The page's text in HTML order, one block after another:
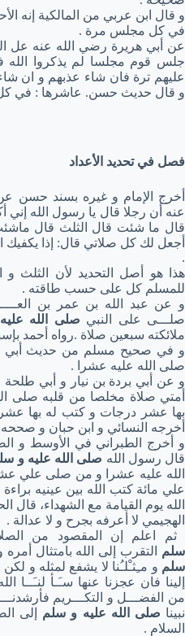
و قال ابن عربي من المالكية إنه
في كل مجلس مرة .
عن أبي هريرة رضي الله عنه عل
جلس قوم مجلسا لم يذكروا الله
عليهم ترة فان شاء عذبهم و ان
و قال حديث حسن. عاشرها : في
فصل في تحديد الأعداد
أخرج الإمام و غيره بسند حسن
عنه أن رجلا قال يا رسول الله
قال ما شئت قال الثلث قال
أجعل لك كل صلاتي قال: إذا يكفيك
.
هذا هو أصل التحديد لأن الثلث
للمسلم كل على حسب طاقته .
و عن عبد الله بن عمر بن
صلـــى على النبي صلى الله
ملائكته سبعين صلاة .رواه أحمد
و في صحيح مسلم من حديث أبي
صلى الله عليه عشرا .
و عن أبي بردة بن نيار و أبي
أمتي صلاة مخلصا من قلبه صلى
بها عشر درجات و كتب له بها
أخرجه النسائي و ابن حبان و صححه أنظر
و أخرج الطبراني في الأوسط و
قال رسول الله صلى الله عليه و
الله عليه عشرا و من صلى علي
علي مائة كتب الله بين عينيه
الله يوم القيامة مع الشهداء، قال
الهجيمي لا أعرفه بجرح و لا عدالة .
ثم اعلم إن المقصود من
سلم التقرب إلى الله بامتثال
سلم و مـِثـْلـُنا لا يشفع لمثله و
إلينا فان عجزنا عنها سـَـأ لنـَــا
من الفضـــل و التكـــريم
نبينا صلى الله عليه و سلم
إلى
السلام .